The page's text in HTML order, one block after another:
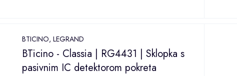
BTICINO,LEGRAND
BTicino - Classia | RG4431 | Sklopka s
pasivnim IC detektorom pokreta